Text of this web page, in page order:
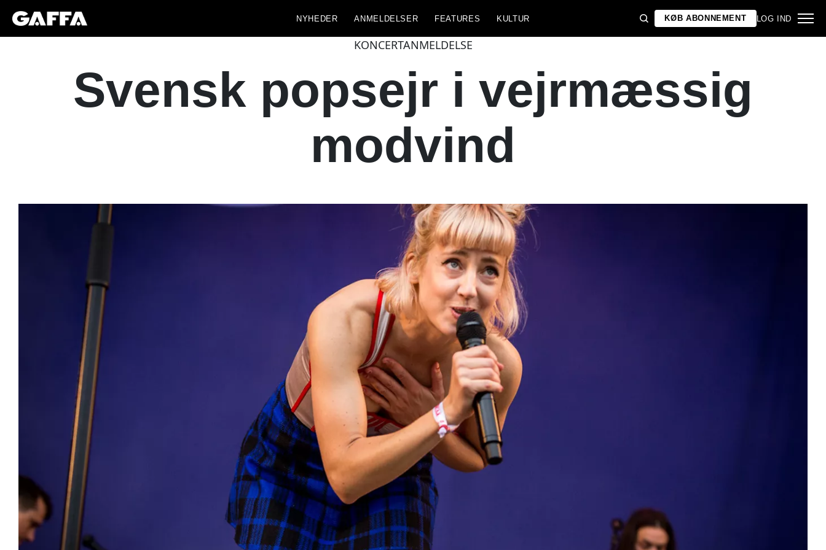
NYHEDER ANMELDELSER FEATURES KULTUR KØB ABONNEMENT LOG IND
KONCERTANMELDELSE
Svensk popsejr i vejrmæssig
modvind